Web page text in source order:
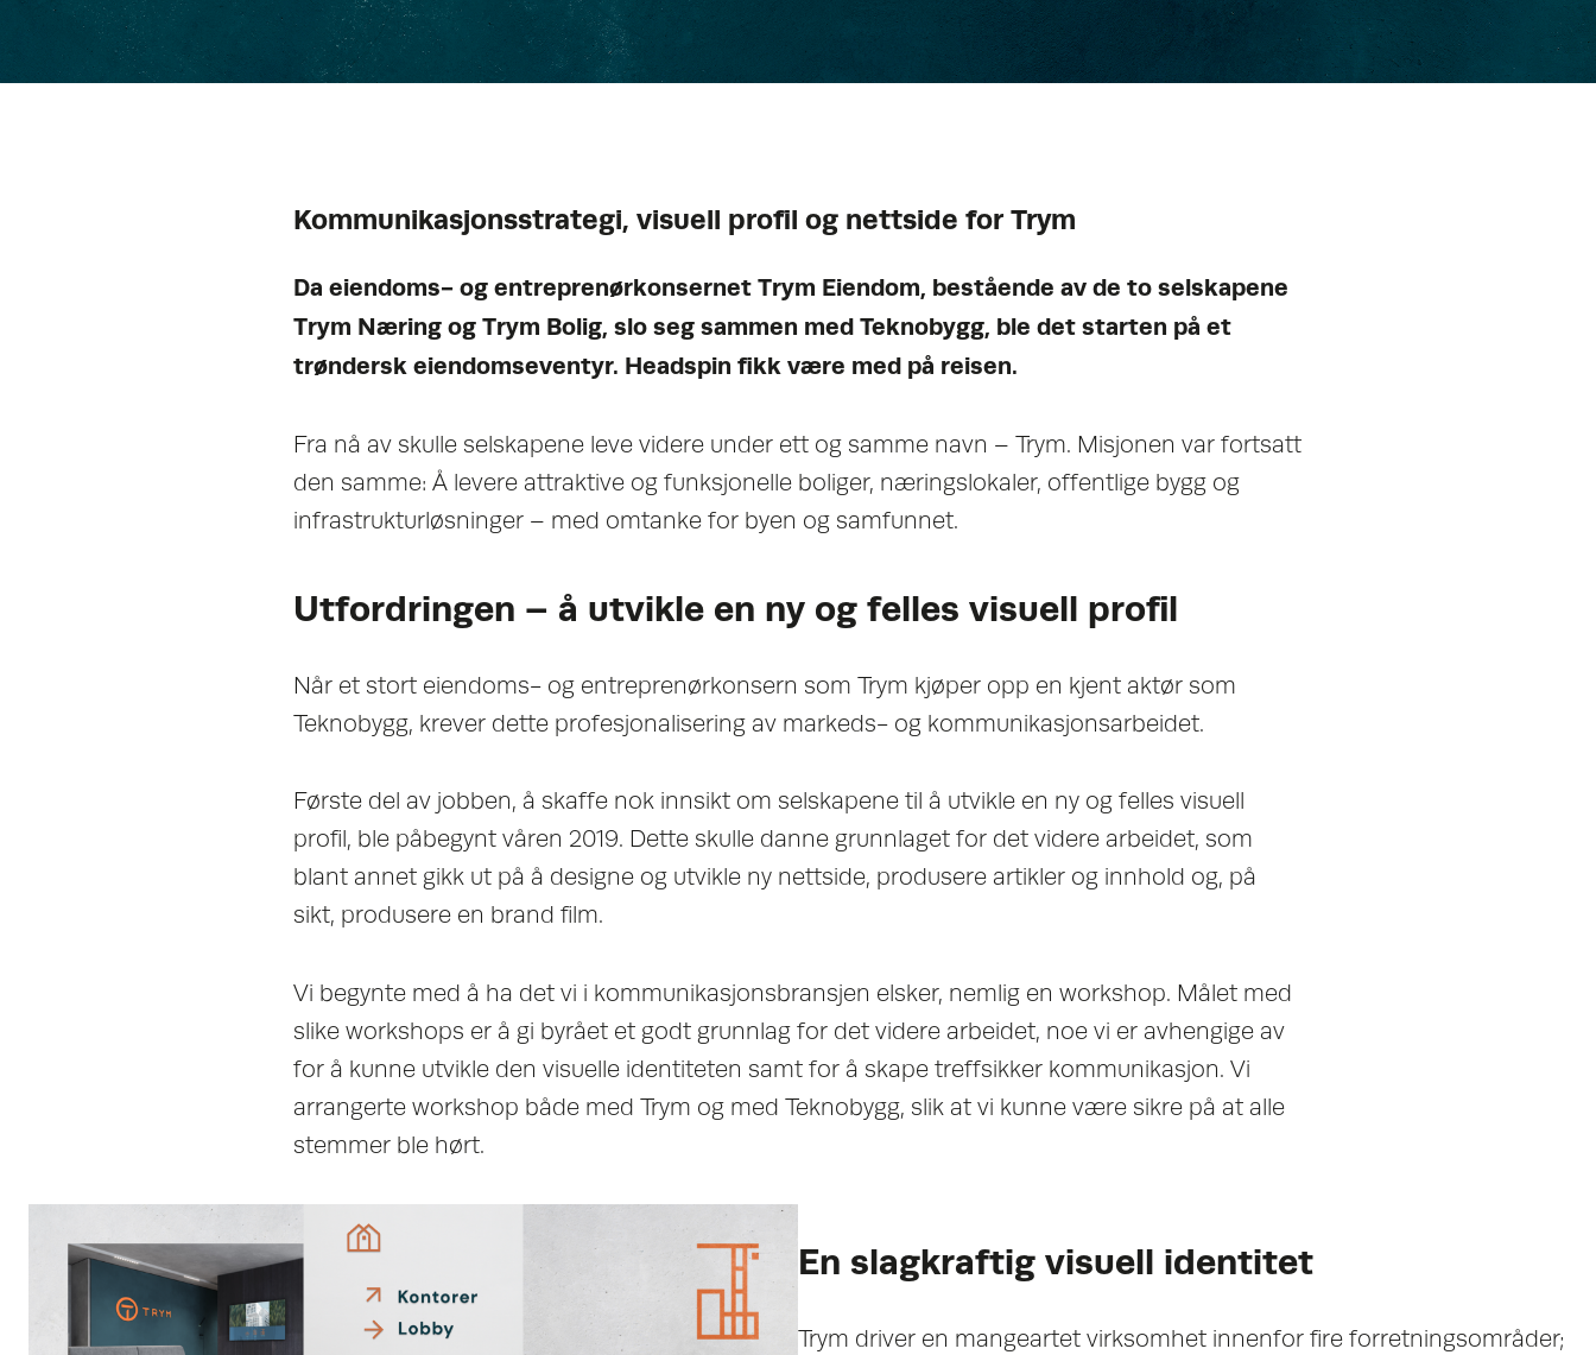
Kommunikasjonsstrategi, visuell profil og nettside for Trym
Da eiendoms- og entreprenørkonsernet Trym Eiendom, bestående av de to selskapene
Trym Næring og Trym Bolig, slo seg sammen med Teknobygg, ble det starten på et
trøndersk eiendomseventyr. Headspin fikk være med på reisen.
Fra nå av skulle selskapene leve videre under ett og samme navn – Trym. Misjonen var fortsatt
den samme: Å levere attraktive og funksjonelle boliger, næringslokaler, offentlige bygg og
infrastrukturløsninger – med omtanke for byen og samfunnet.
Utfordringen – å utvikle en ny og felles visuell profil
Når et stort eiendoms- og entreprenørkonsern som Trym kjøper opp en kjent aktør som
Teknobygg, krever dette profesjonalisering av markeds- og kommunikasjonsarbeidet.
Første del av jobben, å skaffe nok innsikt om selskapene til å utvikle en ny og felles visuell
profil, ble påbegynt våren 2019. Dette skulle danne grunnlaget for det videre arbeidet, som
blant annet gikk ut på å designe og utvikle ny nettside, produsere artikler og innhold og, på
sikt, produsere en brand film.
Vi begynte med å ha det vi i kommunikasjonsbransjen elsker, nemlig en workshop. Målet med
slike workshops er å gi byrået et godt grunnlag for det videre arbeidet, noe vi er avhengige av
for å kunne utvikle den visuelle identiteten samt for å skape treffsikker kommunikasjon. Vi
arrangerte workshop både med Trym og med Teknobygg, slik at vi kunne være sikre på at alle
stemmer ble hørt.
En slagkraftig visuell identitet
Trym driver en mangeartet virksomhet innenfor fire forretningsområder;